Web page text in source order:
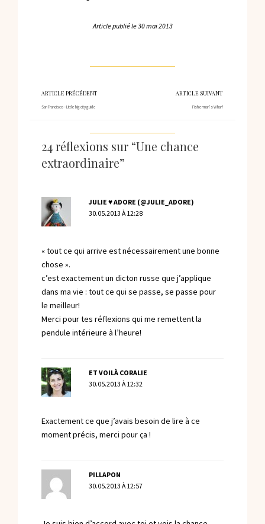
Article publié le30 mai 2013
ARTICLE PRÉCÉDENT
San Francisco – Little big city guide
ARTICLE SUIVANT
Fisherman’s Wharf
24 réflexions sur “Une chance
extraordinaire”
JULIE ♥ ADORE (@JULIE_ADORE)
30.05.2013 À 12:28
« tout ce qui arrive est nécessairement une bonne
chose ».
c’est exactement un dicton russe que j’applique
dans ma vie : tout ce qui se passe, se passe pour
le meilleur!
Merci pour tes réflexions qui me remettent la
pendule intérieure à l’heure!
ET VOILÀ CORALIE
30.05.2013 À 12:32
Exactement ce que j’avais besoin de lire à ce
moment précis, merci pour ça !
PILLAPON
30.05.2013 À 12:57